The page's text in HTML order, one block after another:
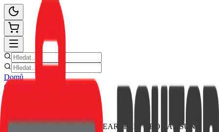
Domů
Ceník oprav
Zpět